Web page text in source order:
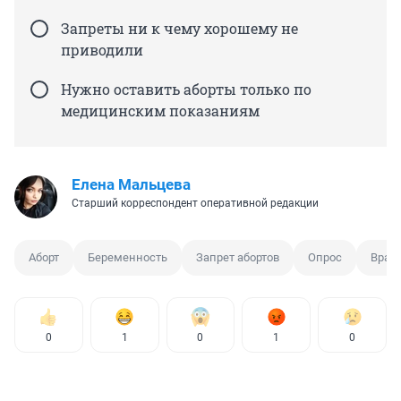
Запреты ни к чему хорошему не
приводили
Нужно оставить аборты только по
медицинским показаниям
Елена Мальцева
Старший корреспондент оперативной редакции
Аборт Беременность Запрет абортов Опрос Врач
0 1 0 1 0